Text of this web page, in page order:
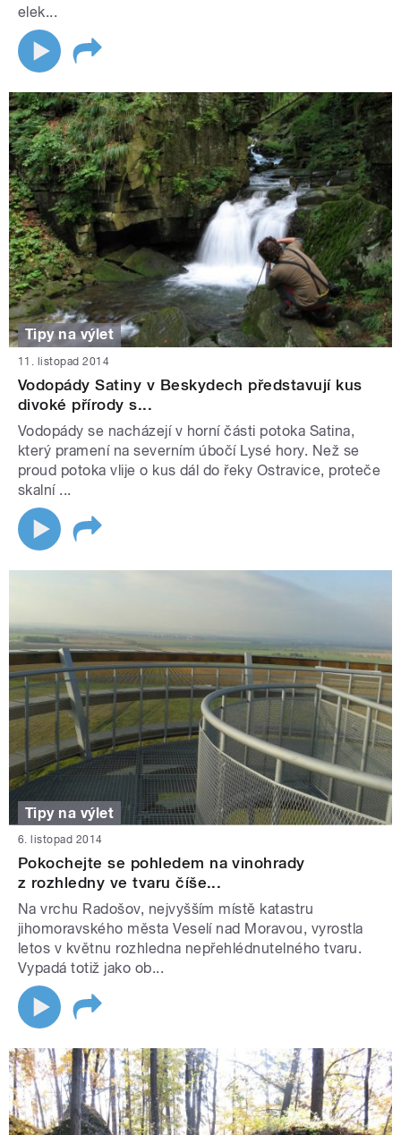
elek...
Tipy na výlet
11. listopad 2014
Vodopády Satiny v Beskydech představují kus
divoké přírody s...
Vodopády se nacházejí v horní části potoka Satina,
který pramení na severním úbočí Lysé hory. Než se
proud potoka vlije o kus dál do řeky Ostravice, proteče
skalní ...
Tipy na výlet
6. listopad 2014
Pokochejte se pohledem na vinohrady
z rozhledny ve tvaru číše...
Na vrchu Radošov, nejvyšším místě katastru
jihomoravského města Veselí nad Moravou, vyrostla
letos v květnu rozhledna nepřehlédnutelného tvaru.
Vypadá totiž jako ob...